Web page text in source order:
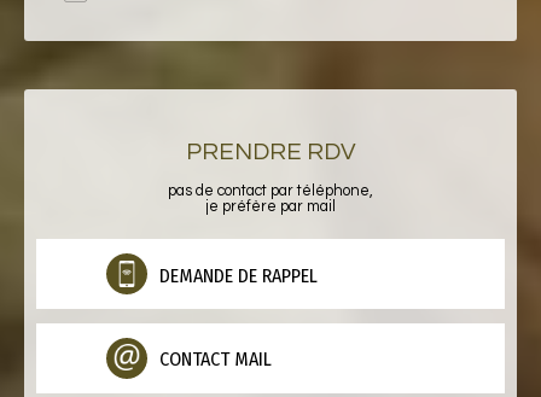
PRENDRE RDV
pas de contact par téléphone,
je préfère par mail
DEMANDE DE RAPPEL
CONTACT MAIL